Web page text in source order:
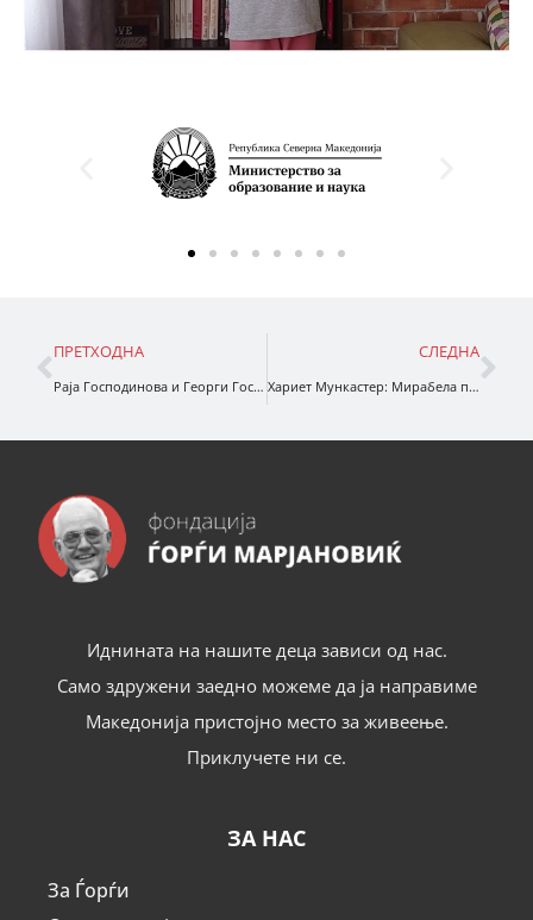
ПРЕТХОДНА
Раја Господинова и Георги Господинов: Свадба на животни и нешта
СЛЕДНА
Хариет Мункастер: Мирабела прави палавости
Иднината на нашите деца зависи од нас.
Само здружени заедно можеме да ја направиме
Македонија пристојно место за живеење.
Приклучете ни се.
ЗА НАС
За Ѓорѓи